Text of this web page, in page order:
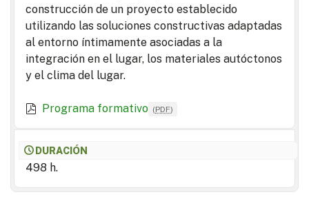
construcción de un proyecto establecido
utilizando las soluciones constructivas adaptadas
al entorno íntimamente asociadas a la
integración en el lugar, los materiales autóctonos
y el clima del lugar.
Programa formativo (PDF)
DURACIÓN
498 h.